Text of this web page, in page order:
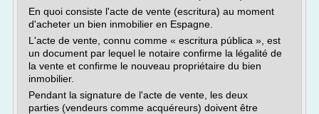
En quoi consiste l'acte de vente (escritura) au moment
d'acheter un bien inmobilier en Espagne.
L'acte de vente, connu comme « escritura pública », est
un document par lequel le notaire confirme la légalité de
la vente et confirme le nouveau propriétaire du bien
inmobilier.
Pendant la signature de l'acte de vente, les deux
parties (vendeurs comme acquéreurs) doivent être